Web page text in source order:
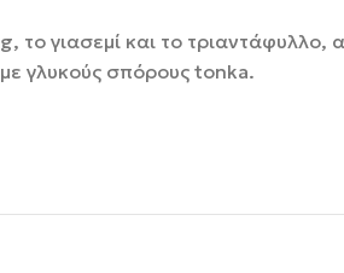
γιασεμί και το τριαντάφυλλο,
με γλυκούς σπόρους tonka.